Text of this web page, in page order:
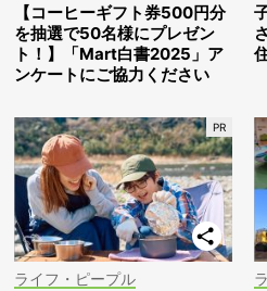
【コーヒーギフト券500円分
を抽選で50名様にプレゼン
ト！】「Mart白書2025」ア
ンケートにご協力ください
ライフ・ピープル